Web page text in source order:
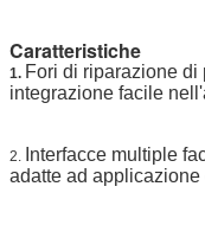
Caratteristiche
1. Fori di riparazione
integrazione facile
2. Interfacce multiple
adatte ad applicazione